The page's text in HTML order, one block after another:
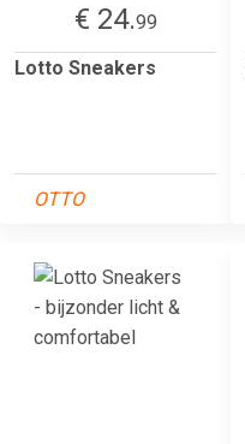
€ 24.99
Lotto Sneakers
OTTO